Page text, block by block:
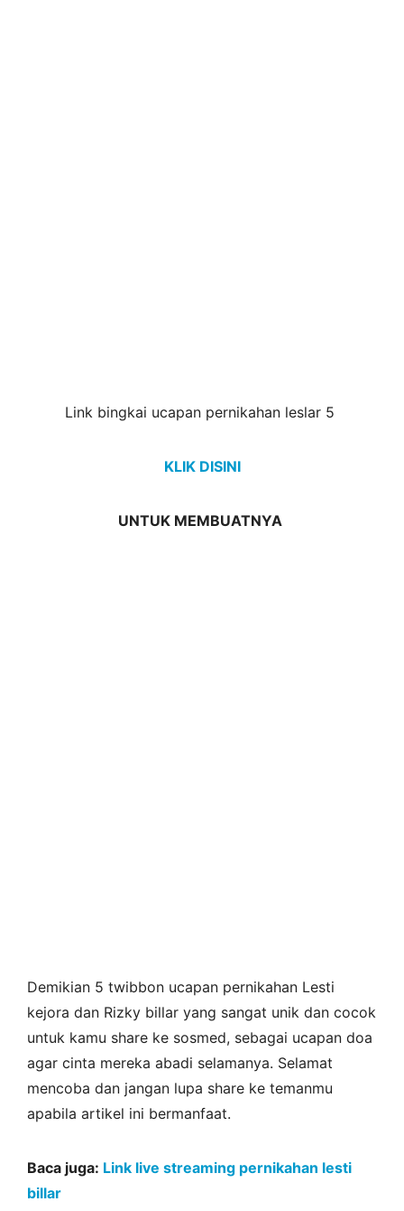
Link bingkai ucapan pernikahan leslar 5
KLIK DISINI
UNTUK MEMBUATNYA
Demikian 5 twibbon ucapan pernikahan Lesti
kejora dan Rizky billar yang sangat unik dan cocok
untuk kamu share ke sosmed, sebagai ucapan doa
agar cinta mereka abadi selamanya. Selamat
mencoba dan jangan lupa share ke temanmu
apabila artikel ini bermanfaat.
Baca juga: Link live streaming pernikahan lesti
billar